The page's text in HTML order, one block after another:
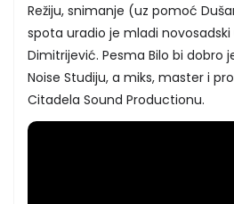
Režiju, snimanje (uz pomoć
spota uradio je mladi
Dimitrijević. Pesma Bilo bi dobro
Noise Studiju, a miks, master i
Citadela Sound Productionu.